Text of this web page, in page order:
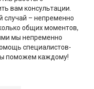
вам консультации.
случай – непременно
общих моментов,
мы непременно
специалистов-
поможем каждому!